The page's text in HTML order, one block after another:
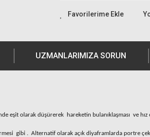
UZMANLARIMIZA SORUN
eşit olarak düşürerek hareketin bulanıklaşması ve hız
gibi . Alternatif olarak açık diyaframlarda portre